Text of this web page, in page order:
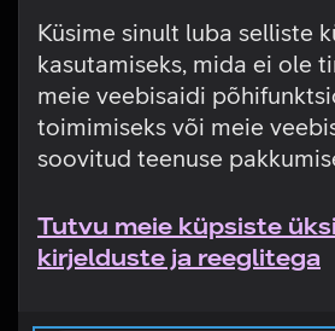
Küsime sinult luba selliste
kasutamiseks, mida ei ole
meie veebisaidi
toimimiseks või meie
soovitud teenuse
Tutvu meie küpsiste
kirjelduste ja reeglitega
Tehniline